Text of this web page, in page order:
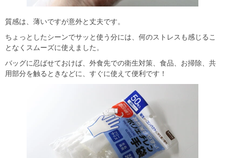
質感は、薄いですが意外と丈夫です。
ちょっとしたシーンでサッと使う分には、何のストレスも感じるこ
となくスムーズに使えました。
バッグに忍ばせておけば、外食先での衛生対策、食品、お掃除、共
用部分を触るときなどに、すぐに使えて便利です！